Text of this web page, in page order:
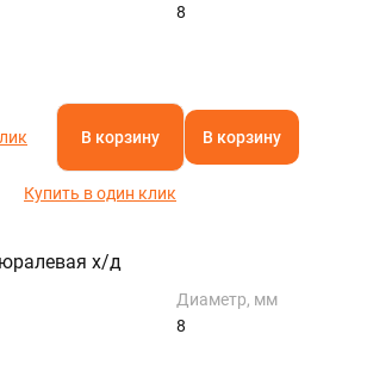
8
В корзину В корзину
Купить в один клик
х/д
Диаметр, мм
8